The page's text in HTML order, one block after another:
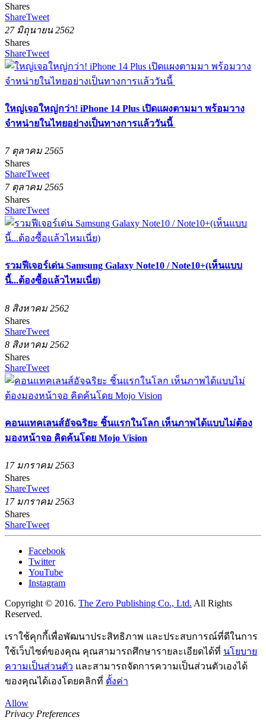
Shares
ShareTweet
27 มิถุนายน 2562
Shares
ShareTweet
ใหญ่เจอใหญ่กว่า! iPhone 14 Plus เปิดแผงตามมา พร้อมวาง
จำหน่ายในไทยอย่างเป็นทางการแล้ววันนี้
7 ตุลาคม 2565
Shares
ShareTweet
7 ตุลาคม 2565
Shares
ShareTweet
รวมฟีเจอร์เด่น Samsung Galaxy Note10 / Note10+(เห็นแบบ
นี้...ต้องซื้อแล้วไหมเนี่ย)
8 สิงหาคม 2562
Shares
ShareTweet
8 สิงหาคม 2562
Shares
ShareTweet
คอนแทคเลนส์อัจฉริยะ ชิ้นแรกในโลก เห็นภาพได้แบบไม่ต้อง
มองหน้าจอ คิดค้นโดย Mojo Vision
17 มกราคม 2563
Shares
ShareTweet
17 มกราคม 2563
Shares
ShareTweet
Facebook
Twitter
YouTube
Instagram
Copyright © 2016. The Zero Publishing Co., Ltd. All Rights
Reserved.
เราใช้คุกกี้เพื่อพัฒนาประสิทธิภาพ และประสบการณ์ที่ดีในการ
ใช้เว็บไซต์ของคุณ คุณสามารถศึกษารายละเอียดได้ที่ นโยบาย
ความเป็นส่วนตัว และสามารถจัดการความเป็นส่วนตัวเองได้
ของคุณได้เองโดยคลิกที่ ตั้งค่า
Allow
Privacy Preferences